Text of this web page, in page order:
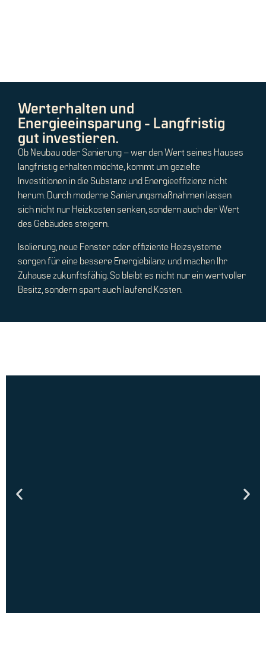
Werterhalten und
Energieeinsparung - Langfristig
gut investieren.
Ob Neubau oder Sanierung – wer den Wert seines Hauses
langfristig erhalten möchte, kommt um gezielte
Investitionen in die Substanz und Energieeffizienz nicht
herum. Durch moderne Sanierungsmaßnahmen lassen
sich nicht nur Heizkosten senken, sondern auch der Wert
des Gebäudes steigern.
Isolierung, neue Fenster oder effiziente Heizsysteme
sorgen für eine bessere Energiebilanz und machen Ihr
Zuhause zukunftsfähig. So bleibt es nicht nur ein wertvoller
Besitz, sondern spart auch laufend Kosten.